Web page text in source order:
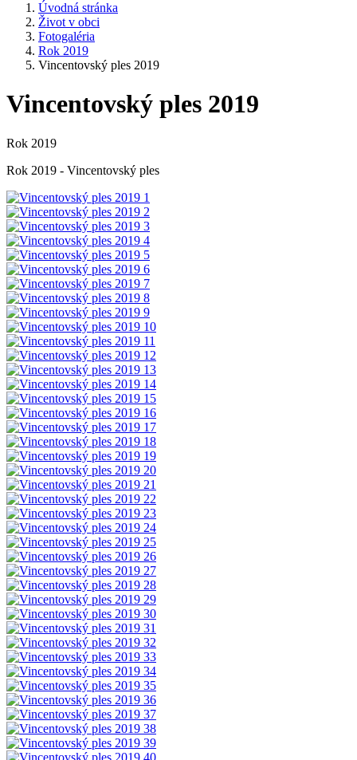
Úvodná stránka
Život v obci
Fotogaléria
Rok 2019
Vincentovský ples 2019
Vincentovský ples 2019
Rok 2019
Rok 2019 - Vincentovský ples